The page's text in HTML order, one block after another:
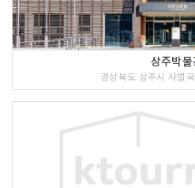
상주박
경상북도 상주시 사벌